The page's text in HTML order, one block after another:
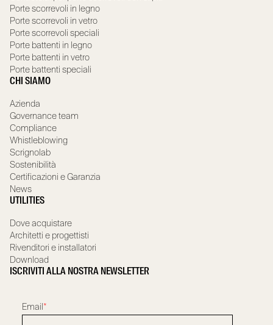
Porte scorrevoli in legno
Porte scorrevoli in vetro
Porte scorrevoli speciali
Porte battenti in legno
Porte battenti in vetro
Porte battenti speciali
CHI SIAMO
Azienda
Governance team
Compliance
Whistleblowing
Scrignolab
Sostenibilità
Certificazioni e Garanzia
News
UTILITIES
Dove acquistare
Architetti e progettisti
Rivenditori e installatori
Download
ISCRIVITI ALLA NOSTRA NEWSLETTER
Email *